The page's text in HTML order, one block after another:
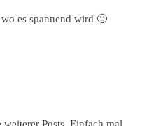
es spannend wird 🙁